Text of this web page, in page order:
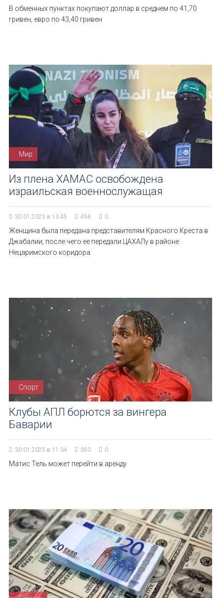
В обменных пунктах покупают доллар в среднем по 41,70
гривен, евро по 43,40 гривен
Мир
Из плена ХАМАС освобождена
израильская военнослужащая
30.01.2025 в 13:45 456 0
Женщина была передана представителям Красного Креста в
Джабалии, после чего ее передали ЦАХАЛу в районе
Нецаримского коридора
Спорт
Клубы АПЛ борются за вингера
Баварии
30.01.2025 в 11:34 350 0
Матис Тель может перейти в аренду